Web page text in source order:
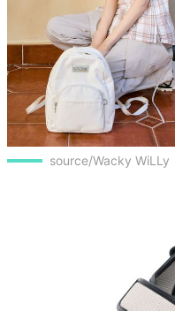
source/Wacky WiLLy